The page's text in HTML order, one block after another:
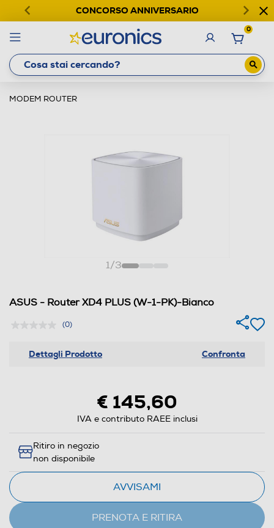
CONCORSO ANNIVERSARIO
0
MODEM ROUTER
1/3
ASUS - Router XD4 PLUS (W-1-PK)-Bianco
(0)
Dettagli Prodotto Confronta
€ 145,60
IVA e contributo RAEE inclusi
Ritiro in negozio
non disponibile
AVVISAMI
PRENOTA E RITIRA